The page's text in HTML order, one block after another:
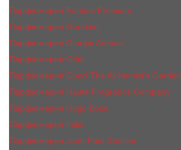
Парфюмерия Fontela Premium
Парфюмерия Guerlain
Парфюмерия Giorgio Armani
Парфюмерия Gritti
Парфюмерия Gucci The Alchemist’s Garden.
Парфюмерия Haute Fragrance Company
Парфюмерия Hugo Boss
Парфюмерия Initio
Парфюмерия Jean Paul Gaultier